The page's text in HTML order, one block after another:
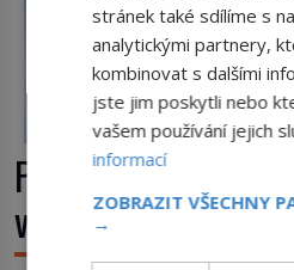
Příběhy slavných
vzal Manhattan a
stránek také sdílíme s
analytickými partnery,
kombinovat s dalšími
jste jim poskytli nebo
vašem používání jejich
informací
ZOBRAZIT VŠECHNY
→